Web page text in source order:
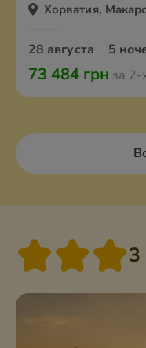
Хорватия,
28 августа 5
73 484 грн за 2-
3